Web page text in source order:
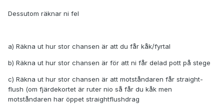
Dessutom räknar ni fel
a) Räkna ut hur stor chansen är att du får kåk/fyrtal
b) Räkna ut hur stor chansen är för att ni får delad pott på stege
c) Räkna ut hur stor chansen är att motståndaren får straight-
flush (om fjärdekortet är ruter nio så får du kåk men
motståndaren har öppet straightflushdrag